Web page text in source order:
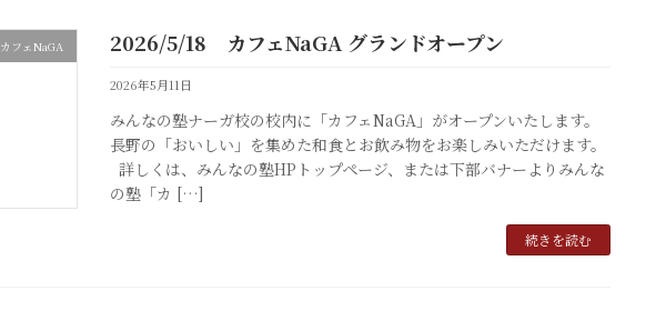
カフェNaGA 2026/5/18 カフェNaGA グランドオープン
2026年5月11日
みんなの塾ナーガ校の校内に「カフェNaGA」がオープンいたします。
長野の「おいしい」を集めた和食とお飲み物をお楽しみいただけます。
詳しくは、みんなの塾HPトップページ、または下部バナーよりみんな
の塾「カ […]
続きを読む